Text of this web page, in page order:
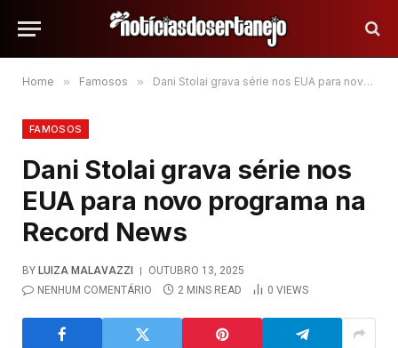
Home » Famosos » Dani Stolai grava série nos EUA para novo programa na Record News
FAMOSOS
Dani Stolai grava série nos
EUA para novo programa na
Record News
BY LUIZA MALAVAZZI
OUTUBRO 13, 2025
NENHUM COMENTÁRIO
2 MINS READ 0 VIEWS